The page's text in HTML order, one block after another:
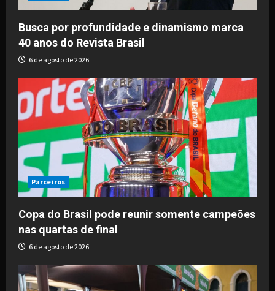
Busca por profundidade e dinamismo marca
40 anos do Revista Brasil
6 de agosto de 2026
Parceiros
Copa do Brasil pode reunir somente campeões
nas quartas de final
6 de agosto de 2026